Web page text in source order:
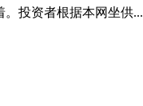
投资者根据本网坐供...